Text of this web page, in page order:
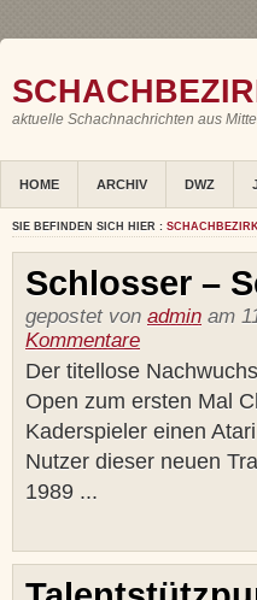
aktuelle Schachnachrichten aus
HOME ARCHIV DWZ
SIE BEFINDEN SICH HIER :
Schlosser –
gepostet von admin am
Kommentare
Der titellose
Open zum ersten Mal
Kaderspieler einen
Nutzer dieser neuen
1989 ...